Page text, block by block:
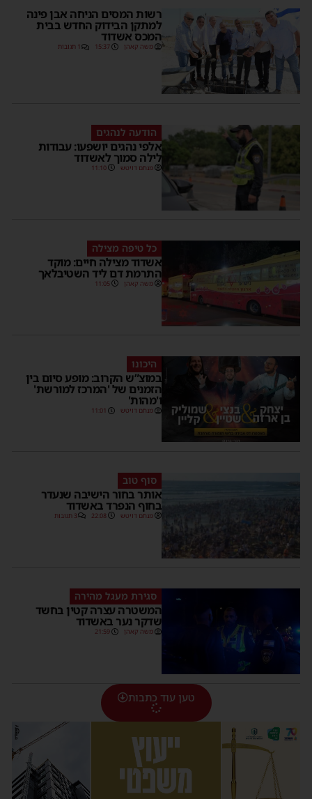
רשות המסים הניחה אבן פינה
למתקן הבידוק החדש בבית
המכס אשדוד
משה קאהן 15:37 1 תגובות
הודעה לנהגים
אלפי נהגים יושפעו: עבודות
לילה סמוך לאשדוד
מנחם דויטש 11:10
כל טיפה מצילה
אשדוד מצילה חיים: מוקד
התרמת דם ליד השטיבלאך
משה קאהן 11:05
היכונו
במוצ”ש הקרוב: מופע סיום בין
הזמנים של 'המרכז למורשת'
ו'מהות'
מנחם דויטש 11:01
סוף טוב
אותר בחור הישיבה שנעדר
בחוף הנפרד באשדוד
מנחם דויטש 22:08 3 תגובות
סגירת מעגל מהירה
המשטרה עצרה קטין בחשד
שדקר נער באשדוד
משה קאהן 21:59
טען עוד כתבות